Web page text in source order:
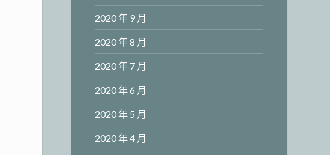
2020 年 9 月
2020 年 8 月
2020 年 7 月
2020 年 6 月
2020 年 5 月
2020 年 4 月